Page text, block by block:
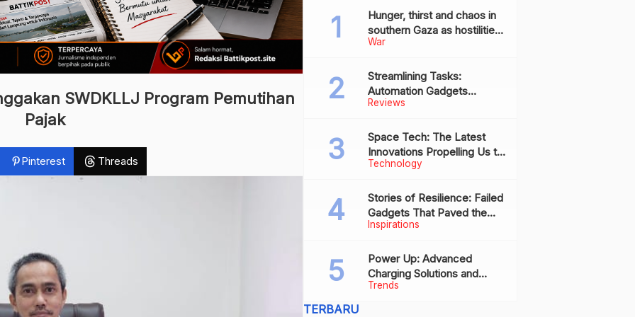
SWDKLLJ Program Pemutihan
Pajak
Pinterest Threads
War
Hunger, thirst and chaos in
southern Gaza as hostilities
drive humanitarian aid to the
Reviews
Streamlining Tasks:
Automation Gadgets
Revolutionizing Everyday
Technology
Space Tech: The Latest
Innovations Propelling Us to
New Frontiers
Inspirations
Stories of Resilience: Failed
Gadgets That Paved the
Way for Future Successes
Trends
Power Up: Advanced
Charging Solutions and
Battery Tech Innovations
TERBARU